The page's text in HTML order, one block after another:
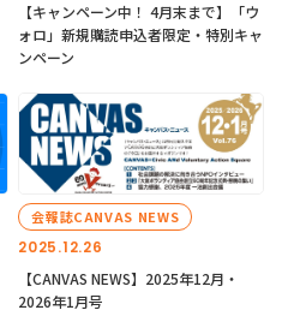
【キャンペーン中！ 4月末まで】「ウ
ォロ」新規購読申込者限定・特別キャ
ンペーン
2025.12.26
会報誌CANVAS NEWS
【CANVAS NEWS】2025年12月・
2026年1月号